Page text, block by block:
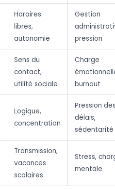
Horaires
libres,
autonomie
Gestion
pression
Sens du
contact,
utilité sociale
Charge
burnout
Logique,
concentration
Pression
délais,
sédentarité
Transmission,
vacances
scolaires
Stress,
mentale